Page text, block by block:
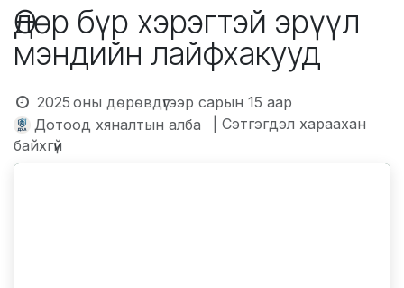
Өдөр бүр хэрэгтэй эрүүл
мэндийн лайфхакууд
2025 оны дөрөвдүгээр сарын 15 аар
Дотоод хяналтын алба
| Сэтгэгдэл хараахан
байхгүй